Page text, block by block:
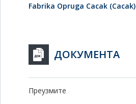
Fabrika Opruga Cacak (Cacak)
ДОКУМЕНТА
Преузмите